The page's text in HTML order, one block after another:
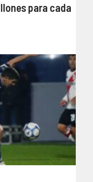
para cada